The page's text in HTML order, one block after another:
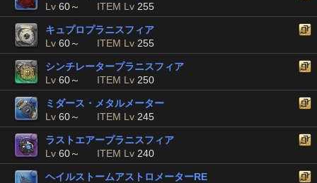
Lv 60～ ITEM Lv 255
キュプロプラニスフィア
Lv 60～ ITEM Lv 255
シンチレータープラニスフィア
Lv 60～ ITEM Lv 250
ミダース・メタルメーター
Lv 60～ ITEM Lv 245
ラストエアープラニスフィア
Lv 60～ ITEM Lv 240
ヘイルストームアストロメーターRE